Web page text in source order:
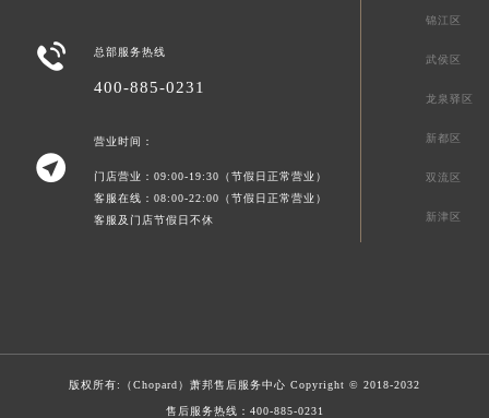
 总部服务热线
400-885-0231

营业时间：
门店营业：09:00-19:30（节假日正常营业）
客服在线：08:00-22:00（节假日正常营业）
客服及门店节假日不休
锦江区
武侯区
龙泉驿区
新都区
双流区
新津区
版权所有:（Chopard） 萧邦售后服务中心 Copyright © 2018-2032
售后服务热线： 400-885-0231